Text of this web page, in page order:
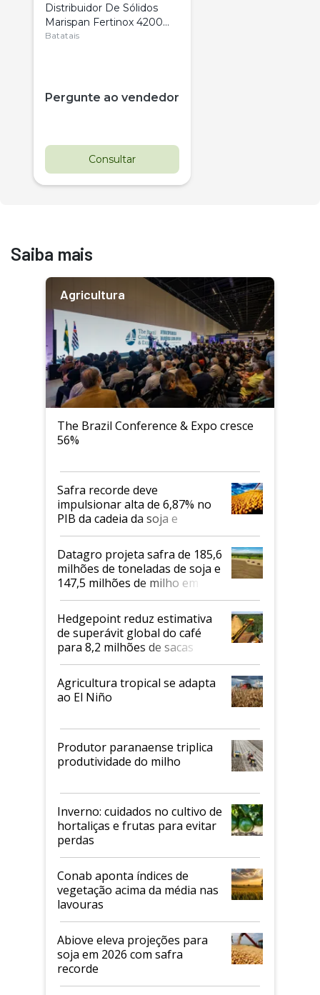
Distribuidor De Sólidos
Marispan Fertinox 4200
Citrus
Batatais
Pergunte ao vendedor
Consultar
Usado
Pá Carregadeira Cat 966
Ano 1987
Londrina
Saiba mais
Agricultura
The Brazil Conference & Expo cresce
56%
Safra recorde deve
impulsionar alta de 6,87% no
PIB da cadeia da soja e
biodiesel em 2026
Datagro projeta safra de 185,6
milhões de toneladas de soja e
147,5 milhões de milho em
2026/27
Hedgepoint reduz estimativa
de superávit global do café
para 8,2 milhões de sacas
Agricultura tropical se adapta
ao El Niño
Produtor paranaense triplica
produtividade do milho
Inverno: cuidados no cultivo de
hortaliças e frutas para evitar
perdas
Conab aponta índices de
vegetação acima da média nas
lavouras
Abiove eleva projeções para
soja em 2026 com safra
recorde